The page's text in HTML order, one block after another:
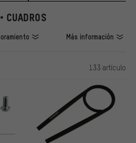
CUADROS
Más información
133 artículo
de 5 basada en 12 reseñas